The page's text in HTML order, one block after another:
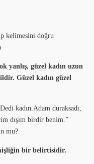
kelimesini doğru
yanlış, güzel kadın uzun
Güzel kadın güzel
kadın.Adam duraksadı,
dışım birdir benim.”
mu?
bir belirtisidir.